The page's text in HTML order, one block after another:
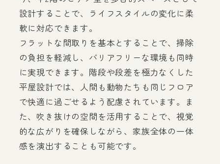
設計することで、ライフスタイルの変化に柔
軟に対応できます。
フラットな間取りを基本とすることで、掃除
の負担を軽減し、バリアフリーな環境も同時
に実現できます。階段や段差を極力なくした
平屋設計では、人間も動物たちも同じフロア
で快適に過ごせるよう配慮されています。ま
た、吹き抜けの空間を活用することで、視覚
的な広がりを確保しながら、家族全体の一体
感を演出することも可能です。